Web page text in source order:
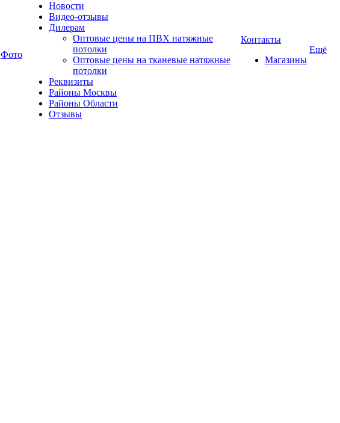
Фото
Новости
Видео-отзывы
Дилерам
Оптовые цены на ПВХ натяжные
потолки
Оптовые цены на тканевые натяжные
потолки
Реквизиты
Районы Москвы
Районы Области
Отзывы
Контакты
Магазины
Ещё